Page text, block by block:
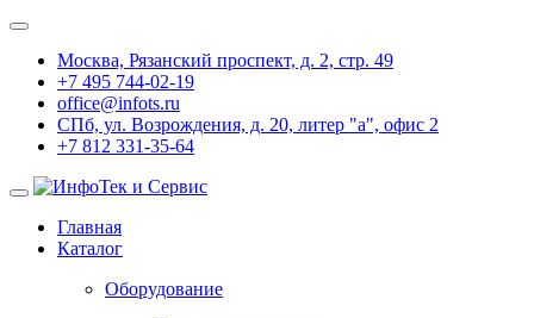
Москва, Рязанский проспект, д. 2, стр. 49
+7 495 744-02-19
office@infots.ru
СПб, ул. Возрождения, д. 20, литер "a", офис 2
+7 812 331-35-64
Главная
Каталог
Оборудование